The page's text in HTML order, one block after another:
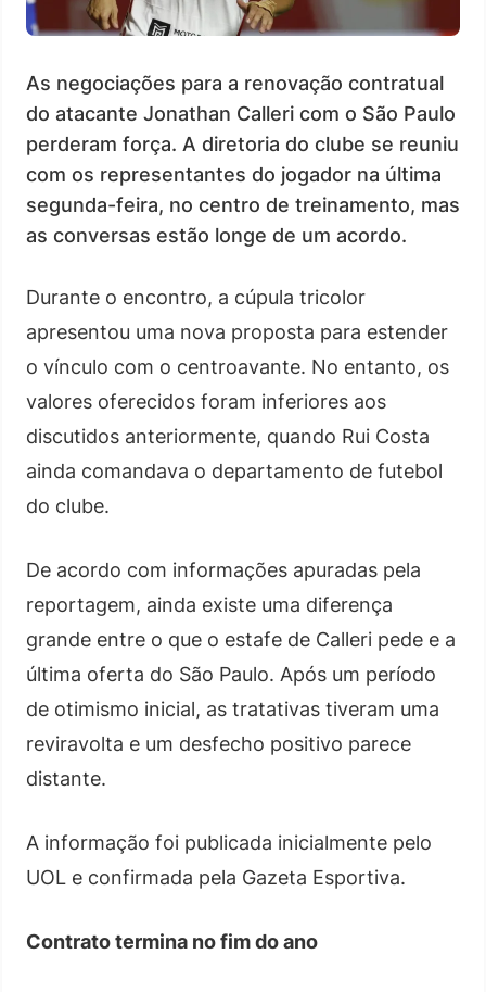
As negociações para a renovação contratual
do atacante Jonathan Calleri com o São Paulo
perderam força. A diretoria do clube se reuniu
com os representantes do jogador na última
segunda-feira, no centro de treinamento, mas
as conversas estão longe de um acordo.
Durante o encontro, a cúpula tricolor
apresentou uma nova proposta para estender
o vínculo com o centroavante. No entanto, os
valores oferecidos foram inferiores aos
discutidos anteriormente, quando Rui Costa
ainda comandava o departamento de futebol
do clube.
De acordo com informações apuradas pela
reportagem, ainda existe uma diferença
grande entre o que o estafe de Calleri pede e a
última oferta do São Paulo. Após um período
de otimismo inicial, as tratativas tiveram uma
reviravolta e um desfecho positivo parece
distante.
A informação foi publicada inicialmente pelo
UOL e confirmada pela Gazeta Esportiva.
Contrato termina no fim do ano